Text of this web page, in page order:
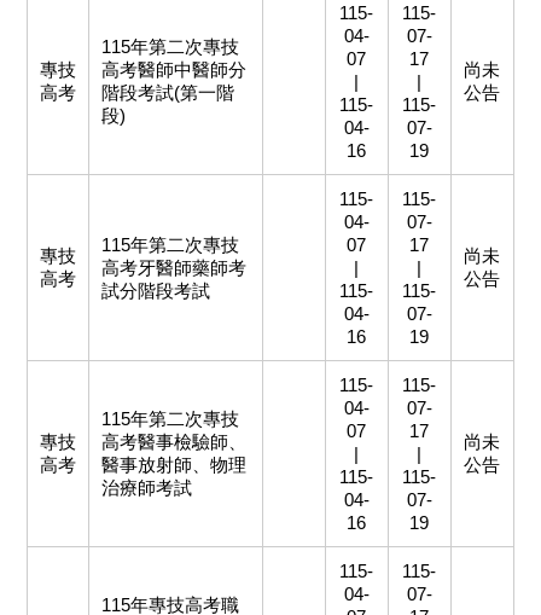
專技
高考
115年第二次專技
高考醫師中醫師分
階段考試(第一階
段)
115-
04-
07
|
115-
04-
16
115-
07-
17
|
115-
07-
19
尚未
公告
專技
高考
115年第二次專技
高考牙醫師藥師考
試分階段考試
115-
04-
07
|
115-
04-
16
115-
07-
17
|
115-
07-
19
尚未
公告
專技
高考
115年第二次專技
高考醫事檢驗師、
醫事放射師、物理
治療師考試
115-
04-
07
|
115-
04-
16
115-
07-
17
|
115-
07-
19
尚未
公告
115年專技高考職
115-
04-
115-
07-